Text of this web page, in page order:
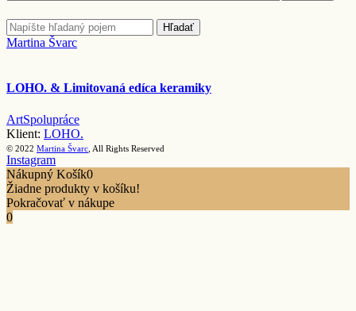
Hľadať
Martina Švarc
LOHO. & Limitovaná edíca keramiky
ArtSpolupráce
Klient: LOHO.
© 2022 Martina Švarc , All Rights Reserved
Instagram
Nákupný Košík0
Žiadne produkty v košíku!
Pokračovať v nákupe
0